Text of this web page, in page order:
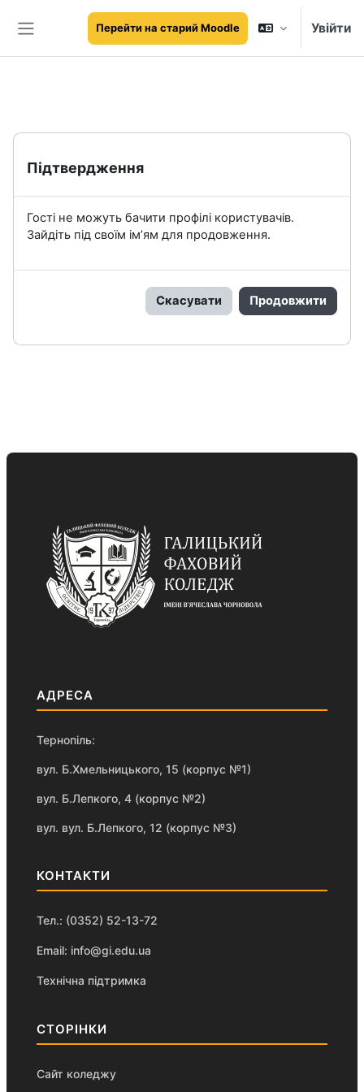
Бокова панель
Перейти на старий Moodle Увійти
Підтвердження
Гості не можуть бачити профілі користувачів.
Зайдіть під своїм ім’ям для продовження.
Скасувати Продовжити
АДРЕСА
Тернопіль:
вул. Б.Хмельницького, 15 (корпус №1)
вул. Б.Лепкого, 4 (корпус №2)
вул. вул. Б.Лепкого, 12 (корпус №3)
КОНТАКТИ
Тел.: (0352) 52-13-72
Email: info@gi.edu.ua
Технічна підтримка
СТОРІНКИ
Сайт коледжу